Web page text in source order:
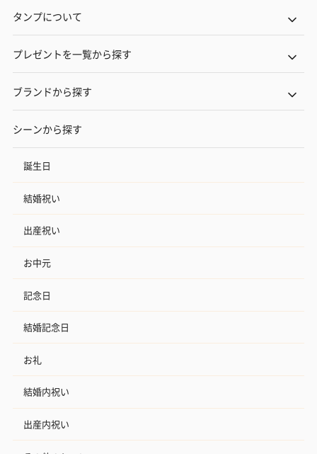
タンプについて
プレゼントを一覧から探す
ブランドから探す
シーンから探す
誕生日
結婚祝い
出産祝い
お中元
記念日
結婚記念日
お礼
結婚内祝い
出産内祝い